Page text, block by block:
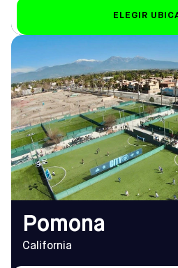
ELEGIR
DIRECCIÓN
2255 South Garey Avenue,
Pomona, CA 97166
Cómo llegar
TELÉFONO
(909) 766-2800
EMAIL
pomona@sofive.com
Pomona
California